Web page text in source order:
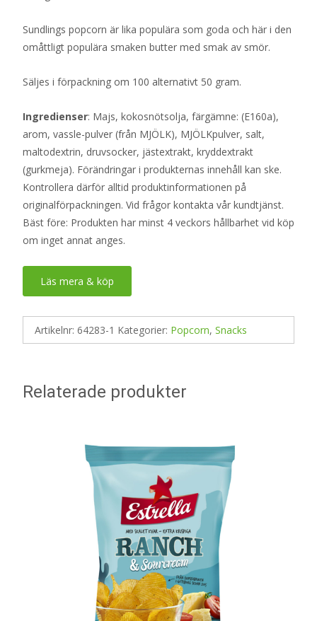
Sundlings popcorn är lika populära som goda och här i den
omåttligt populära smaken butter med smak av smör.
Säljes i förpackning om 100 alternativt 50 gram.
Ingredienser: Majs, kokosnötsolja, färgämne: (E160a),
arom, vassle-pulver (från MJÖLK), MJÖLKpulver, salt,
maltodextrin, druvsocker, jästextrakt, kryddextrakt
(gurkmeja). Förändringar i produkternas innehåll kan ske.
Kontrollera därför alltid produktinformationen på
originalförpackningen. Vid frågor kontakta vår kundtjänst.
Bäst före: Produkten har minst 4 veckors hållbarhet vid köp
om inget annat anges.
Läs mera & köp
Artikelnr: 64283-1 Kategorier: Popcorn, Snacks
Relaterade produkter